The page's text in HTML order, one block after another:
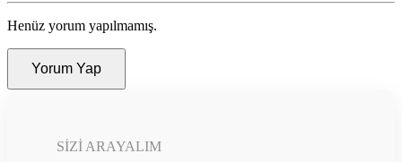
Henüz yorum yapılmamış.
Yorum Yap
SIZI ARAYALIM